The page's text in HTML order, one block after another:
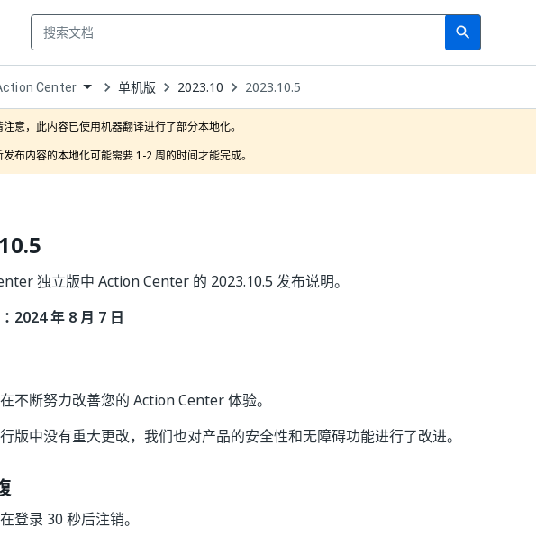
search
Search
Center 单机版 2023.10 2023.10.5
注意，此内容已使用机器翻译进行了部分本地化。
发布内容的本地化可能需要 1-2 周的时间才能完成。
独立版中 Action Center 的 2023.10.5 发布说明。
2024 年 8 月 7 日
不断努力改善您的 Action Center 体验。
版中没有重大更改，我们也对产品的安全性和无障碍功能进行了改进。
登录 30 秒后注销。